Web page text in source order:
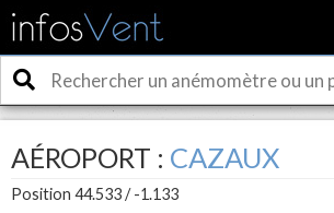
AÉROPORT : CAZAUX
Position 44.533 / -1.133